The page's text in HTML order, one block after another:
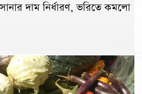
দাম নির্ধারণ, ভরিতে কমলো